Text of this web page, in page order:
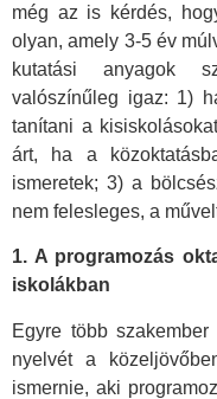
még az is kérdés,
olyan, amely 3-5 év
kutatási anyagok
valószínűleg igaz: 1)
tanítani a
árt, ha a
ismeretek; 3) a
nem felesleges, a
1. A programozás
iskolákban
Egyre több
nyelvét a
ismernie, aki